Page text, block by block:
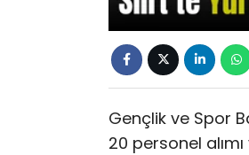
Gençlik ve Spor
20 personel